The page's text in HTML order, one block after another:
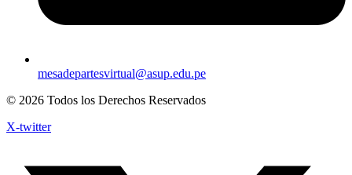
mesadepartesvirtual@asup.edu.pe
© 2026 Todos los Derechos Reservados
X-twitter